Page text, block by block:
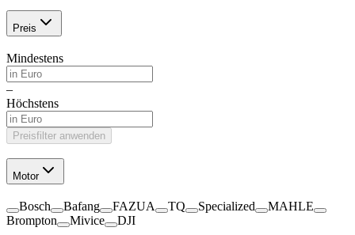
Preis
Mindestens
–
Höchstens
Preisfilter anwenden
Motor
Bosch Bafang FAZUA TQ Specialized
MAHLE
Brompton
Mivice DJI